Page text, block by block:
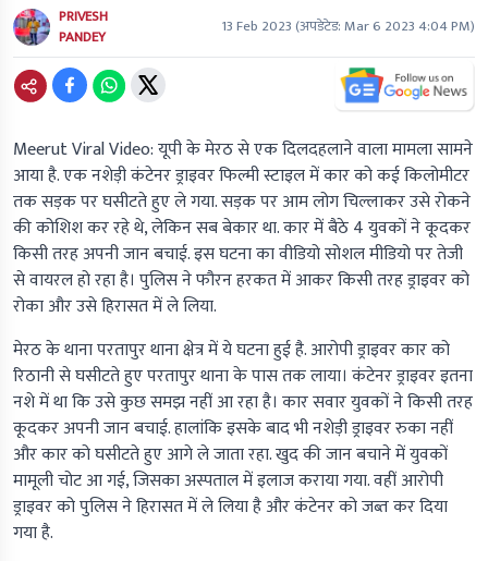
PRIVESH
PANDEY
13 Feb 2023(अपडेटेड:Mar 6 2023 4:04 PM)
Meerut Viral Video: यूपी के मेरठ से एक दिलदहलाने वाला मामला सामने
आया है. एक नशेड़ी कंटेनर ड्राइवर फिल्मी स्टाइल में कार को कई किलोमीटर
तक सड़क पर घसीटते हुए ले गया. सड़क पर आम लोग चिल्लाकर उसे रोकने
की कोशिश कर रहे थे, लेकिन सब बेकार था. कार में बैठे 4 युवकों ने कूदकर
किसी तरह अपनी जान बचाई. इस घटना का वीडियो सोशल मीडियो पर तेजी
से वायरल हो रहा है। पुलिस ने फौरन हरकत में आकर किसी तरह ड्राइवर को
रोका और उसे हिरासत में ले लिया.
मेरठ के थाना परतापुर थाना क्षेत्र में ये घटना हुई है. आरोपी ड्राइवर कार को
रिठानी से घसीटते हुए परतापुर थाना के पास तक लाया। कंटेनर ड्राइवर इतना
नशे में था कि उसे कुछ समझ नहीं आ रहा है। कार सवार युवकों ने किसी तरह
कूदकर अपनी जान बचाई. हालांकि इसके बाद भी नशेड़ी ड्राइवर रुका नहीं
और कार को घसीटते हुए आगे ले जाता रहा. खुद की जान बचाने में युवकों
मामूली चोट आ गई, जिसका अस्पताल में इलाज कराया गया. वहीं आरोपी
ड्राइवर को पुलिस ने हिरासत में ले लिया है और कंटेनर को जब्त कर दिया
गया है.